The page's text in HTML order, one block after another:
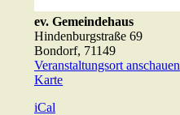
ev. Gemeindehaus
Hindenburgstraße 69
Bondorf, 71149
Veranstaltungsort anschauen
Karteev.
iCal